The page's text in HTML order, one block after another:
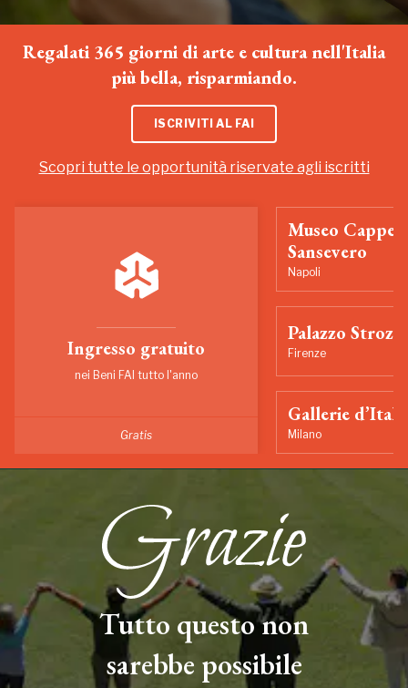
Regalati 365 giorni di arte e cultura nell'Italia
più bella, risparmiando.
ISCRIVITI AL FAI
Scopri tutte le opportunità riservate agli iscritti
Ingresso gratuito
nei Beni FAI tutto l'anno
Gratis
Museo
Sansevero
Napoli
Palazzo Strozzi
Firenze
Gallerie
Milano
Tutto questo non
sarebbe possibile